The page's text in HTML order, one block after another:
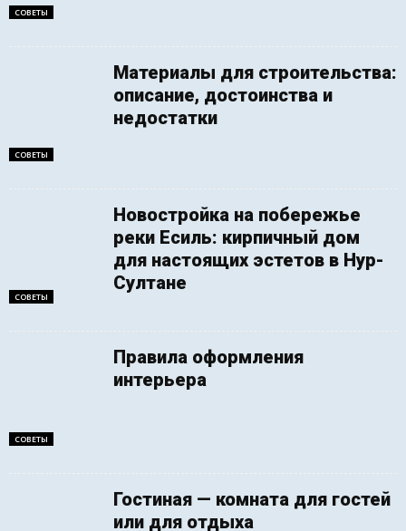
СОВЕТЫ
СОВЕТЫ
Материалы для строительства:
описание, достоинства и
недостатки
СОВЕТЫ
Новостройка на побережье
реки Есиль: кирпичный дом
для настоящих эстетов в Нур-
Султане
СОВЕТЫ
Правила оформления
интерьера
Гостиная — комната для гостей
или для отдыха